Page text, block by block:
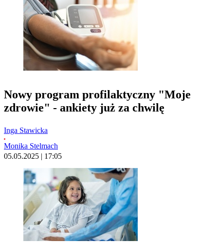
Nowy program profilaktyczny "Moje
zdrowie" - ankiety już za chwilę
Inga Stawicka
Monika Stelmach
05.05.2025 | 17:05